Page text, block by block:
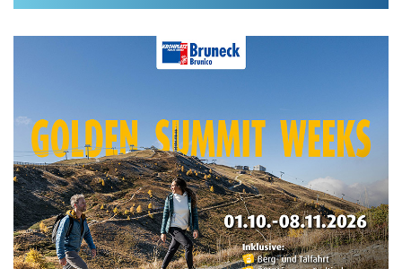
Im Tourenarchiv suchen
Region:
Gebirge: